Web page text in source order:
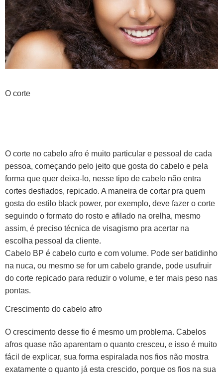
O corte
O corte no cabelo afro é muito particular e pessoal de cada
pessoa, começando pelo jeito que gosta do cabelo e pela
forma que quer deixa-lo, nesse tipo de cabelo não entra
cortes desfiados, repicado. A maneira de cortar pra quem
gosta do estilo black power, por exemplo, deve fazer o corte
seguindo o formato do rosto e afilado na orelha, mesmo
assim, é preciso técnica de visagismo pra acertar na
escolha pessoal da cliente.
Cabelo BP é cabelo curto e com volume. Pode ser batidinho
na nuca, ou mesmo se for um cabelo grande, pode usufruir
do corte repicado para reduzir o volume, e ter mais peso nas
pontas.
Crescimento do cabelo afro
O crescimento desse fio é mesmo um problema. Cabelos
afros quase não aparentam o quanto cresceu, e isso é muito
fácil de explicar, sua forma espiralada nos fios não mostra
exatamente o quanto já esta crescido, porque os fios na sua